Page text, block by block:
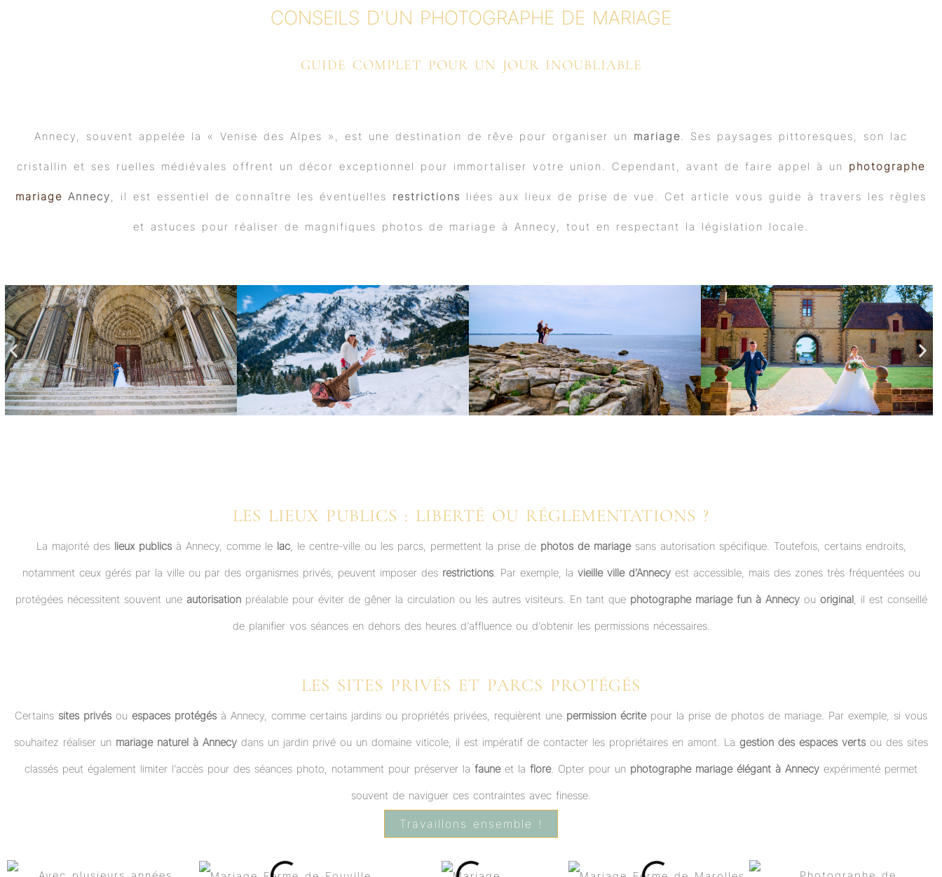
b
o
u
b
a
g
m
e
d
CONSEILS D’UN PHOTOGRAPHE DE MARIAGE
GUIDE COMPLET POUR UN JOUR INOUBLIABLE
Annecy, souvent appelée la « Venise des Alpes », est une destination de rêve pour organiser un mariage. Ses paysages pittoresques, son lac
cristallin et ses ruelles médiévales offrent un décor exceptionnel pour immortaliser votre union. Cependant, avant de faire appel à un photographe
mariage Annecy, il est essentiel de connaître les éventuelles restrictions liées aux lieux de prise de vue. Cet article vous guide à travers les règles
et astuces pour réaliser de magnifiques photos de mariage à Annecy, tout en respectant la législation locale.
LES LIEUX PUBLICS : LIBERTÉ OU RÉGLEMENTATIONS ?
La majorité des lieux publicsà Annecy, comme le lac, le centre-ville ou les parcs, permettent la prise de photos de mariagesans autorisation spécifique. Toutefois, certains endroits,
notamment ceux gérés par la ville ou par des organismes privés, peuvent imposer des restrictions. Par exemple, la vieille ville d’Annecyest accessible, mais des zones très fréquentées ou
protégées nécessitent souvent une autorisationpréalable pour éviter de gêner la circulation ou les autres visiteurs. En tant que photographe mariage fun à Annecyou original, il est conseillé
de planifier vos séances en dehors des heures d’affluence ou d’obtenir les permissions nécessaires.
LES SITES PRIVÉS ET PARCS PROTÉGÉS
Certains sites privés ou espaces protégés à Annecy, comme certains jardins ou propriétés privées, requièrent une permission écritepour la prise de photos de mariage. Par exemple, si vous
souhaitez réaliser un mariage naturel à Annecy dans un jardin privé ou un domaine viticole, il est impératif de contacter les propriétaires en amont. La gestion des espaces verts ou des sites
classés peut également limiter l’accès pour des séances photo, notamment pour préserver la fauneet la flore. Opter pour un photographe mariage élégant à Annecy expérimenté permet
souvent de naviguer ces contraintes avec finesse.
Travaillons ensemble !